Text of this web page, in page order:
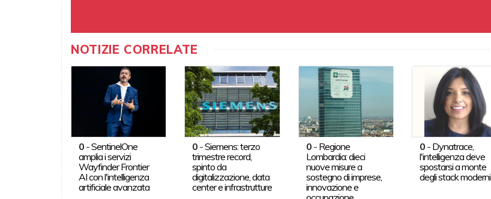
NOTIZIE CORRELATE
0-SentinelOne
amplia i servizi
Wayfinder Frontier
AI con l'intelligenza
artificiale avanzata
0 -Siemens: terzo
trimestre record,
spinto da
digitalizzazione, data
center e infrastrutture
0- Regione
Lombardia: dieci
nuove misure a
sostegno di imprese,
innovazione e
0 - Dynatrace,
l'intelligenza deve
spostarsi a monte
degli stack moderni